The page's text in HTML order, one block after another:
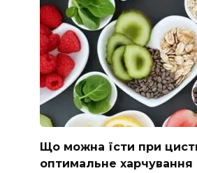
Що можна їсти при
оптимальне